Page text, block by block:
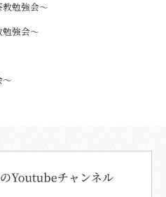
勉強会～
強会～
～